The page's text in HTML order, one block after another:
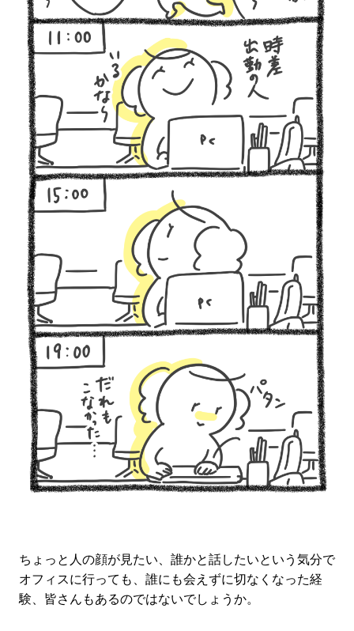
ちょっと人の顔が見たい、誰かと話したいという気分で
オフィスに行っても、誰にも会えずに切なくなった経
験、皆さんもあるのではないでしょうか。